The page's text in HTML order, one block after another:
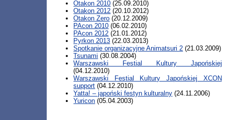
Otakon 2010 (25.09.2010)
Otakon 2012 (20.10.2012)
Otakon Zero (20.12.2009)
PAcon 2010 (06.02.2010)
PAcon 2012 (21.01.2012)
Pyrkon 2013 (22.03.2013)
Spotkanie organizacyjne Animatsuri 2 (21.03.2009)
Tsunami (30.08.2004)
Warszawski Festial Kultury Japońskiej
(04.12.2010)
Warszawski Festial Kultury Japońskiej XCON
support (04.12.2010)
Yatta! – japoński festyn kulturalny (24.11.2006)
Yuricon (05.04.2003)